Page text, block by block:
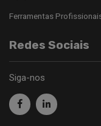
Ferramentas
Redes Sociais
Siga-nos